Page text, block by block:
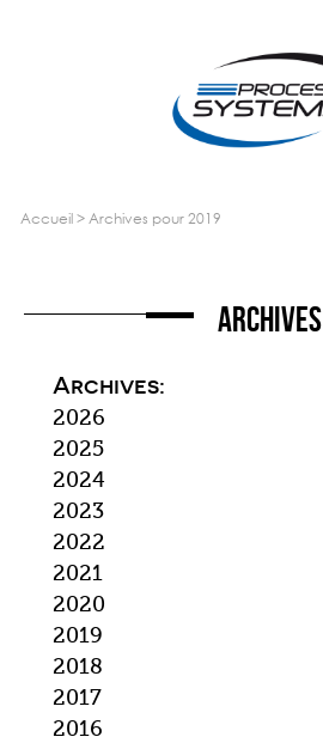
accueil> archives pour 2019
Archives
Archives:
2026
2025
2024
2023
2022
2021
2020
2019
2018
2017
2016